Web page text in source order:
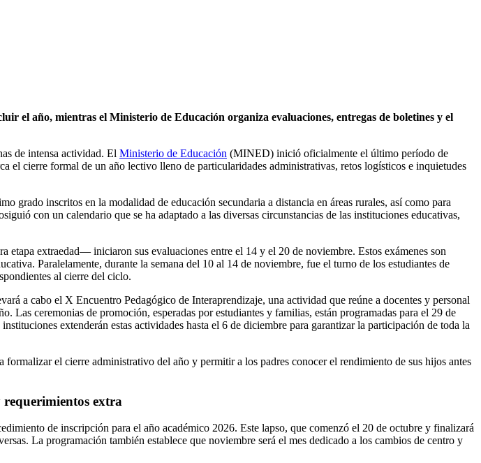
el año, mientras el Ministerio de Educación organiza evaluaciones, entregas de boletines y el
de intensa actividad. El Ministerio de Educación (MINED) inició oficialmente el último período de
el cierre formal de un año lectivo lleno de particularidades administrativas, retos logísticos e inquietudes
grado inscritos en la modalidad de educación secundaria a distancia en áreas rurales, así como para
con un calendario que se ha adaptado a las diversas circunstancias de las instituciones educativas,
extraedad— iniciaron sus evaluaciones entre el 14 y el 20 de noviembre. Estos exámenes son
Paralelamente, durante la semana del 10 al 14 de noviembre, fue el turno de los estudiantes de
al cierre del ciclo.
a cabo el X Encuentro Pedagógico de Interaprendizaje, una actividad que reúne a docentes y personal
Las ceremonias de promoción, esperadas por estudiantes y familias, están programadas para el 29 de
extenderán estas actividades hasta el 6 de diciembre para garantizar la participación de toda la
el cierre administrativo del año y permitir a los padres conocer el rendimiento de sus hijos antes
requerimientos extra
de inscripción para el año académico 2026. Este lapso, que comenzó el 20 de octubre y finalizará
La programación también establece que noviembre será el mes dedicado a los cambios de centro y